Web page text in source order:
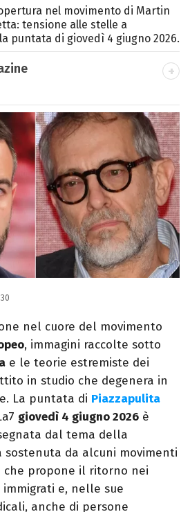
nel movimento di Martin
tensione alle stelle a
puntata di giovedì 4 giugno 2026.
FACEBOOK
è il canale del portale
al mondo della
dello spettacolo e del gossip.
nel cuore del movimento
, immagini raccolte sotto
e le teorie estremiste dei
in studio che degenera in
La puntata di Piazzapulita
giovedì 4 giugno 2026 è
dal tema della
sostenuta da alcuni movimenti
che propone il ritorno nei
immigrati e, nelle sue
anche di persone